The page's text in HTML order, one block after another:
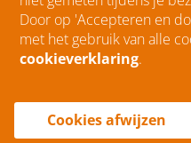
Door op 'Accepteren en
met het gebruik van alle
cookieverklaring.
Cookies afwijzen